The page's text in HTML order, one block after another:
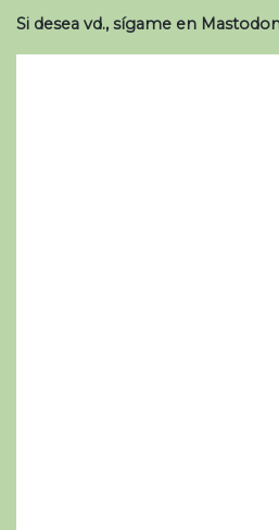
Si desea vd., sígame en